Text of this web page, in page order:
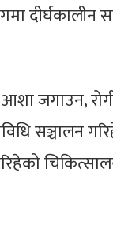
दीर्घकालीन
जगाउन,
सञ्चालन